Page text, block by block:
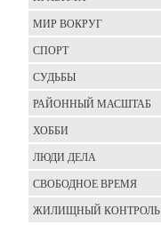
МИР ВОКРУГ
СПОРТ
СУДЬБЫ
РАЙОННЫЙ МАСШТАБ
ХОББИ
ЛЮДИ ДЕЛА
СВОБОДНОЕ ВРЕМЯ
ЖИЛИЩНЫЙ КОНТРОЛЬ